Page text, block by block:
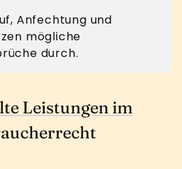
Anfechtung und
mögliche
durch.
Leistungen im